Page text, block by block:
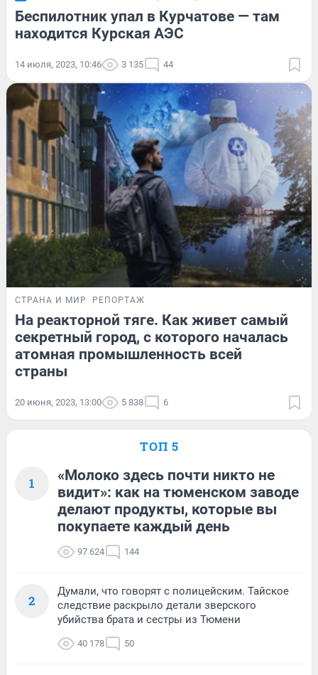
Беспилотник упал в Курчатове — там
находится Курская АЭС
14 июля, 2023, 10:46 3 135 44
СТРАНА И МИР РЕПОРТАЖ
На реакторной тяге. Как живет самый
секретный город, с которого началась
атомная промышленность всей
страны
20 июня, 2023, 13:00 5 838 6
ТОП 5
1
«Молоко здесь почти никто не
видит»: как на тюменском заводе
делают продукты, которые вы
покупаете каждый день
97 624 144
2
Думали, что говорят с полицейским. Тайское
следствие раскрыло детали зверского
убийства брата и сестры из Тюмени
40 178 50